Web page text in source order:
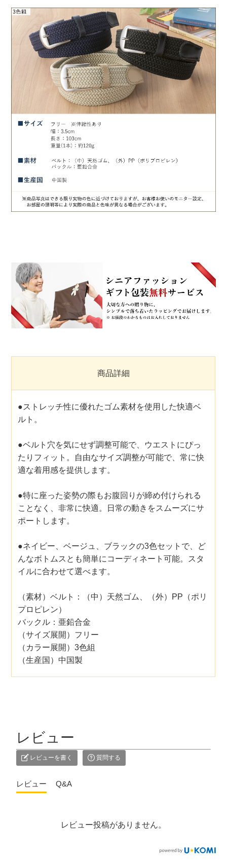
商品詳細
●ストレッチ性に優れたゴム素材を使用した快適ベ
ルト。
●ベルト穴を気にせず調整可能で、ウエストにぴっ
たりフィット。自由なサイズ調整が可能で、常に快
適な着用感を提供します。
●特に座った姿勢の際もお腹回りが締め付けられる
ことなく、非常に快適。日常の動きをスムーズにサ
ポートします。
●ネイビー、ベージュ、ブラックの3色セットで、ど
んなボトムスとも簡単にコーディネート可能。スタ
イルに合わせて選べます。
（素材）ベルト：（中）天然ゴム、（外）PP（ポリ
プロピレン）
バックル：亜鉛合金
（サイズ展開）フリー
（カラー展開）3色組
（生産国）中国製
レビュー
レビューを書く 質問する
レビュー Q&A
レビュー投稿がありません。